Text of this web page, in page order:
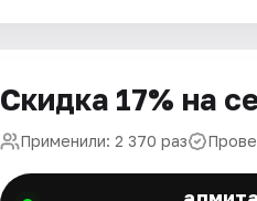
Скидка 17% на
Применили: 2 370 раз